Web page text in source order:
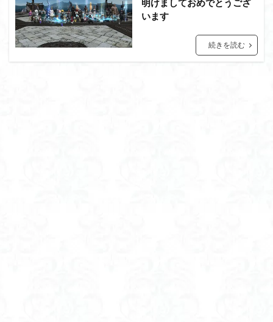
明けましておめでとうござ
います
続きを読む